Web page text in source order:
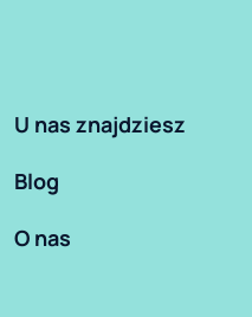
U nas znajdziesz
Blog
O nas